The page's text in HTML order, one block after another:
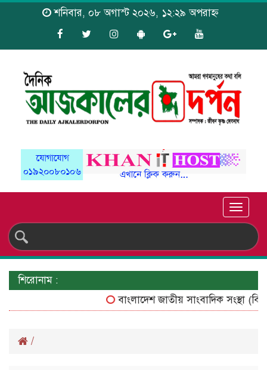
শনিবার, ০৮ অগাস্ট ২০২৬, ১২:২৯ অপরাহ্ন
Toggle
শিরোনাম :
বাংলাদেশ জাতীয় সাংবাদিক সংস্থা
/